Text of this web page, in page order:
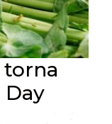
Day